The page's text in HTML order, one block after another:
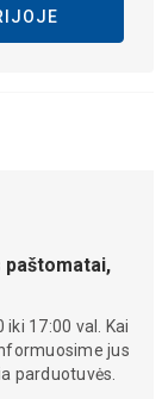
paštomatai,
17:00 val. Kai
jus
parduotuvės.